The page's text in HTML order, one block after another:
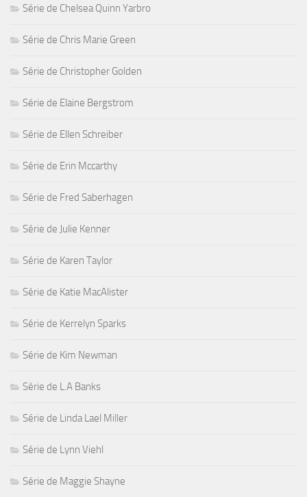
Série de Chelsea Quinn Yarbro
Série de Chris Marie Green
Série de Christopher Golden
Série de Elaine Bergstrom
Série de Ellen Schreiber
Série de Erin Mccarthy
Série de Fred Saberhagen
Série de Julie Kenner
Série de Karen Taylor
Série de Katie MacAlister
Série de Kerrelyn Sparks
Série de Kim Newman
Série de L.A Banks
Série de Linda Lael Miller
Série de Lynn Viehl
Série de Maggie Shayne